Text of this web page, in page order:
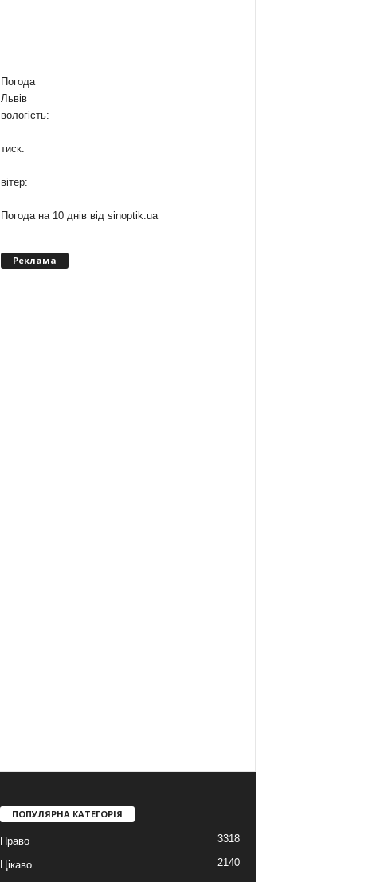
Погода
Львів
вологість:
тиск:
вітер:
Погода на 10 днів від sinoptik.ua
Реклама
ПОПУЛЯРНА КАТЕГОРІЯ
Право 3318
Цікаво
2140